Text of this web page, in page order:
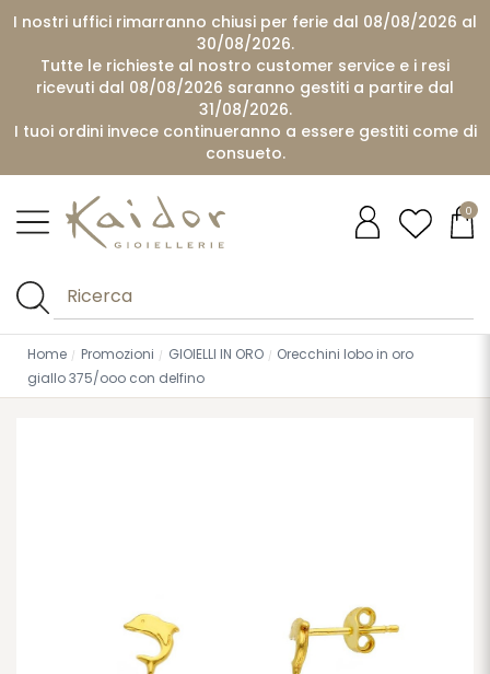
I nostri uffici rimarranno chiusi per ferie dal 08/08/2026 al
30/08/2026.
Tutte le richieste al nostro customer service e i resi
ricevuti dal 08/08/2026 saranno gestiti a partire dal
31/08/2026.
I tuoi ordini invece continueranno a essere gestiti come di
consueto.
0
Home Promozioni GIOIELLI IN ORO
Orecchini lobo in oro
giallo 375/ooo con delfino